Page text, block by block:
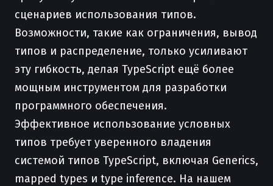
сценариев использования типов.
Возможности, такие как ограничения, вывод
типов и распределение, только усиливают
эту гибкость, делая TypeScript ещё более
мощным инструментом для разработки
программного обеспечения.
Эффективное использование условных
типов требует уверенного владения
системой типов TypeScript, включая Generics,
mapped types и type inference. На нашем